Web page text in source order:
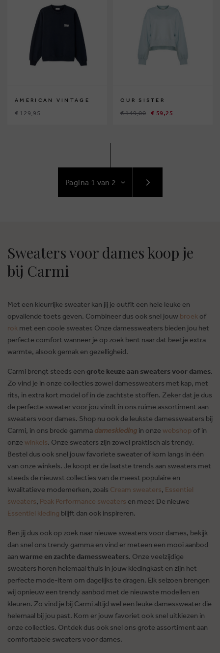
AMERICAN VINTAGE
€ 129,95
OUR SISTER
€ 149,00 € 59,25
NAAR
VOLGENDE
Sweaters voor dames koop je
bij Carmi
Met een kleurrijke sweater kan jij je outfit een hele leuke en
opvallende toets geven. Combineer dus ook snel jouw broek of
rok met een coole sweater. Onze damessweaters bieden jou het
perfecte comfort wanneer je op zoek bent naar dat beetje extra
warmte, alsook gemak en gezelligheid.
Carmi brengt steeds een grote keuze aan sweaters voor dames.
Zo vind je in onze collecties zowel damessweaters met kap, met
rits, in extra kort model of in de zachtste stoffen. Zeker dat je dus
de perfecte sweater voor jou vindt in ons ruime assortiment aan
sweaters voor dames. Shop nu ook de leukste damessweaters bij
Carmi, in ons brede gamma dameskleding in onze webshop of in
onze winkels. Onze sweaters zijn zowel praktisch als trendy.
Bestel dus ook snel jouw favoriete sweater of kom langs in één
van onze winkels. Je koopt er de laatste trends aan sweaters met
steeds de nieuwst collecties van de meest populaire en
kwalitatieve modemerken, zoals Cream sweaters, Essentiel
sweaters, Peak Performance sweaters en meer. De nieuwe
Essentiel kleding blijft dan ook inspireren.
Ben jij dus ook op zoek naar nieuwe sweaters voor dames, bekijk
dan snel ons trendy gamma en vind er meteen een mooi aanbod
aan warme en zachte damessweaters. Onze veelzijdige
sweaters horen helemaal thuis in jouw kledingkast en zijn het
perfecte mode-item om dagelijks te dragen. Elk seizoen brengen
wij opnieuw een trendy aanbod met de nieuwste modellen en
kleuren. Zo vind je bij Carmi altijd wel een leuke damessweater die
helemaal bij jou past. Kom er jouw favoriet ook snel uitkiezen in
onze collecties. Ontdek dus ook snel ons grote assortiment aan
comfortabele sweaters voor dames.